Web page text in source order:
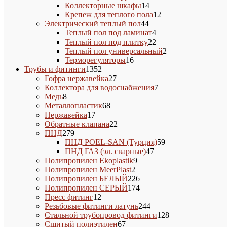
Коллекторные шкафы1414
товаров
Крепеж для теплого пола12
Электрический теплый пол4444
товара
Теплый пол под ламинат44
Теплый пол под плитку22
товара
Теплый пол универсальный2
Терморегуляторы1616
Трубы и фитинги1352
товара
Гофра нержавейка2727
товаров
Коллектора для водоснабжения77
Медь88
товаров
Металлопластик6868
Нержавейка1717
товаров
Обратные клапана22
ПНД279279
товаров
ПНД POEL-SAN (Турция)5959
ПНД ГАЗ (эл. сварные)4747
Полипропилен Ekoplastik99
Полипропилен MeerPlast2
товара
Полипропилен БЕЛЫЙ226226
товаров
Полипропилен СЕРЫЙ174174
Пресс фитинг12
товаров
Резьбовые фитинги латунь244244
товара
Стальной трубопровод фитинги128128
Сшитый полиэтилен6767